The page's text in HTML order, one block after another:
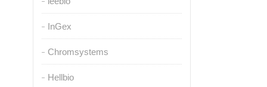
InGex
Chromsystems
Hellbio